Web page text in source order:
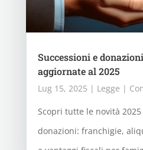
Successioni e
aggiornate al 2025
Lug 15, 2025 | Legge |
Scopri tutte le novità
donazioni: franchigie,